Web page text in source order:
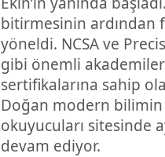
bitirmesinin ardından
yöneldi. NCSA ve
gibi önemli
sertifikalarına sahip
Doğan modern bilimin
okuyucuları sitesinde
devam ediyor.